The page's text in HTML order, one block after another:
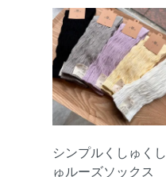
シンプルくしゅくし
ゅルーズソックス